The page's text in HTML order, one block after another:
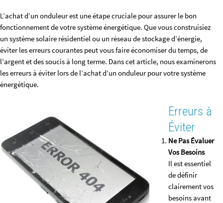
L’achat d’un onduleur est une étape cruciale pour assurer le bon
fonctionnement de votre système énergétique. Que vous construisiez
un système solaire résidentiel ou un réseau de stockage d’énergie,
éviter les erreurs courantes peut vous faire économiser du temps, de
l’argent et des soucis à long terme. Dans cet article, nous examinerons
les erreurs à éviter lors de l’achat d’un onduleur pour votre système
énergétique.
Erreurs à
Éviter
Ne Pas Évaluer
Vos Besoins
Il est essentiel
de définir
clairement vos
besoins avant